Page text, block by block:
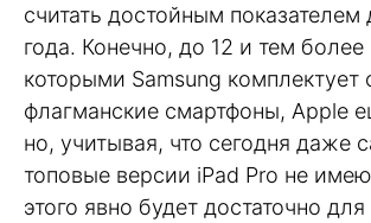
считать достойным показателем
года. Конечно, до 12 и тем более
которыми Samsung комплектует
флагманские смартфоны, Apple
но, учитывая, что сегодня даже
топовые версии iPad Pro не
этого явно будет достаточно для